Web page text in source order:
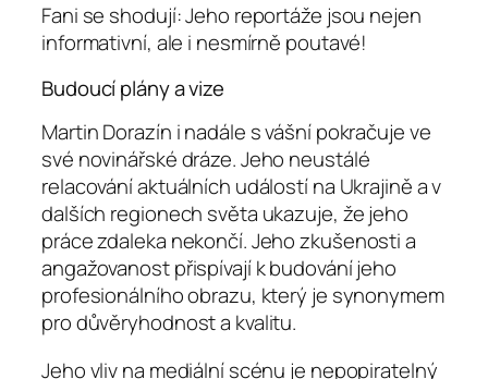
Fani se shodují: Jeho reportáže jsou nejen
informativní, ale i nesmírně poutavé!
Budoucí plány a vize
Martin Dorazín i nadále s vášní pokračuje ve
své novinářské dráze. Jeho neustálé
relacování aktuálních událostí na Ukrajině a v
dalších regionech světa ukazuje, že jeho
práce zdaleka nekončí. Jeho zkušenosti a
angažovanost přispívají k budování jeho
profesionálního obrazu, který je synonymem
pro důvěryhodnost a kvalitu.
Jeho vliv na mediální scénu je nepopiratelný